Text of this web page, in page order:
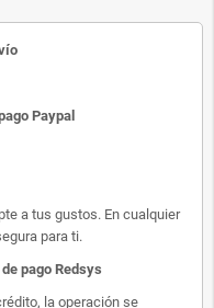
Paypal
a tus gustos. En cualquier
para ti.
pago Redsys
la operación se